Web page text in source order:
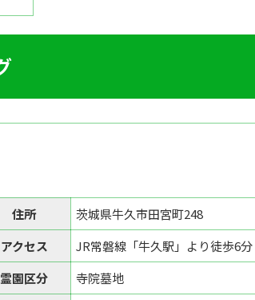
住所
茨城県牛久市田宮町248
アクセス
JR常磐線「牛久駅」より徒歩6分
霊園区分
寺院墓地